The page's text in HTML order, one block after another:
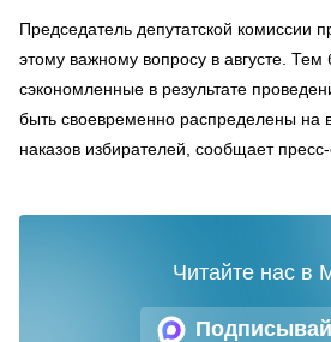
Председатель депутатской комиссии
этому важному вопросу в августе. Тем
сэкономленные в результате
быть своевременно распределены на
наказов избирателей, сообщает
Читайте нас в